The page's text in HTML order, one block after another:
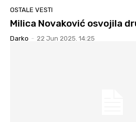
OSTALE VESTI
Milica Novaković osvojila
Darko - 22 Jun 2025. 14:25